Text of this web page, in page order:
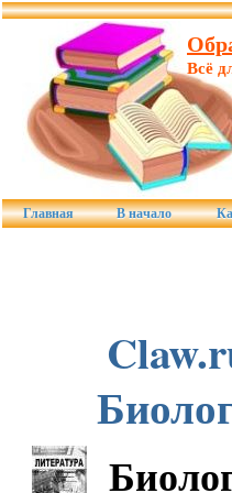
Всё
Главная В начало